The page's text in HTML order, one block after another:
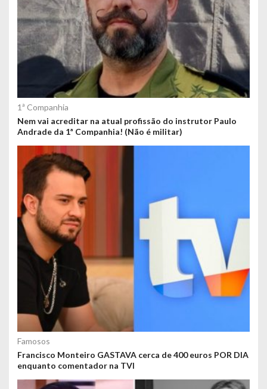
1ª Companhia
Nem vai acreditar na atual profissão do instrutor Paulo
Andrade da 1ª Companhia! (Não é militar)
Famosos
Francisco Monteiro GASTAVA cerca de 400 euros POR DIA
enquanto comentador na TVI